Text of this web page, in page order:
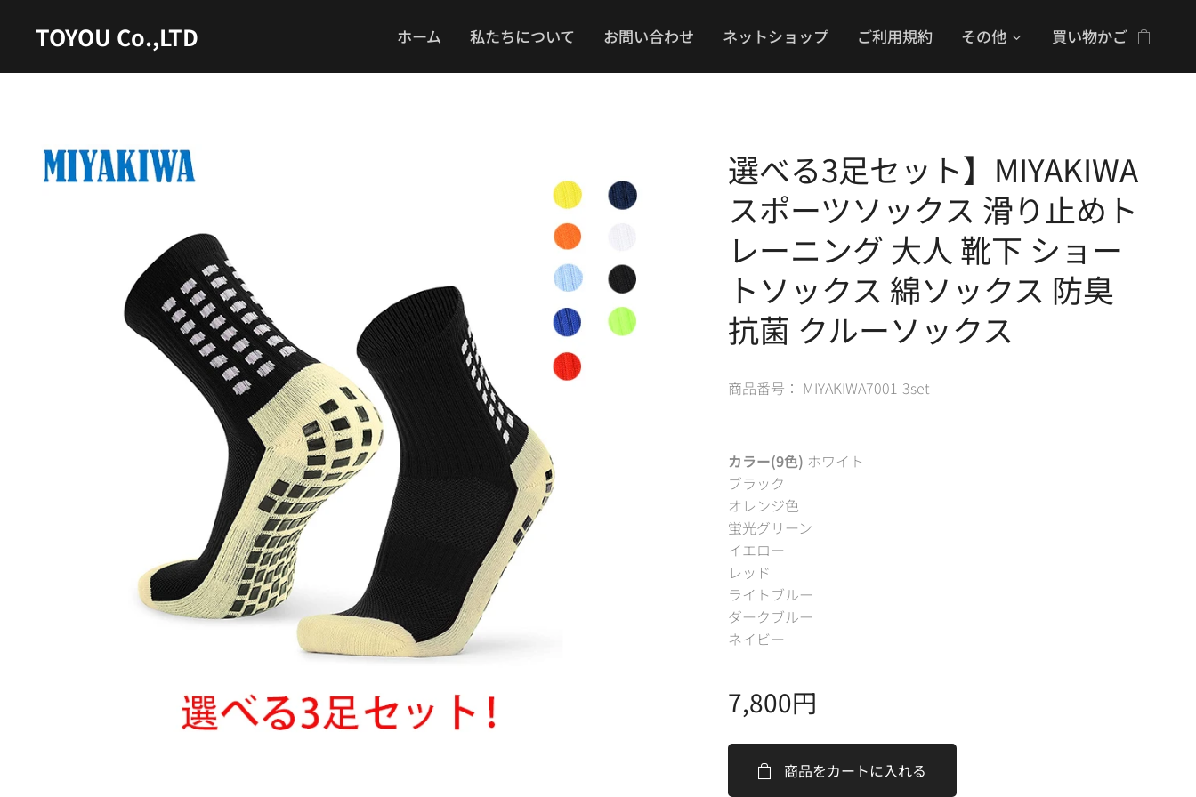
TOYOU Co.,LTD ホーム 私たちについて お問い合わせ ネットショップ ご利用規約 その他 買い物かご
選べる3足セット】MIYAKIWA
スポーツソックス 滑り止めト
レーニング 大人 靴下 ショー
トソックス 綿ソックス 防臭
抗菌 クルーソックス
商品番号： MIYAKIWA7001-3set
カラー(9色) ホワイト
ブラック
オレンジ色
蛍光グリーン
イエロー
レッド
ライトブルー
ダークブルー
ネイビー
7,800円
商品をカートに入れる